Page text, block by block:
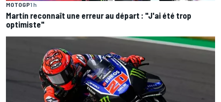
MOTOGP1 h
Martín reconnaît une erreur au départ : "J'ai été trop
optimiste"